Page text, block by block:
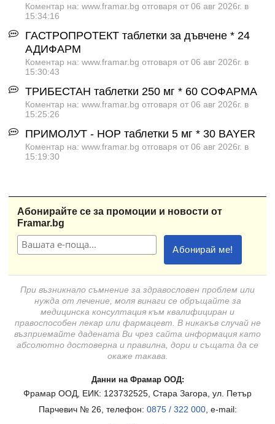
Коментар на: www.framar.bg отговаря от 06 авг 2026г. в
15:34:16
ГАСТРОПРОТЕКТ таблетки за дъвчене * 24
АДИФАРМ
Коментар на: www.framar.bg отговаря от 06 авг 2026г. в
15:30:43
ТРИБЕСТАН таблетки 250 мг * 60 СОФАРМА
Коментар на: www.framar.bg отговаря от 06 авг 2026г. в
15:25:26
ПРИМОЛУТ - НОР таблетки 5 мг * 30 BAYER
Коментар на: www.framar.bg отговаря от 06 авг 2026г. в
15:19:30
Абонирайте се за промоции и новости от
Framar.bg
При възникнало съмнение за здравословен проблем или
нужда от лечение, моля винаги се обръщайте за
медицинска консултация към квалифициран и
правоспособен лекар или фармацевт. В никакъв случай не
възприемайте дадената Ви чрез сайта информация като
абсолютно достоверна и правилна, дори и същата да се
окаже такава.
Данни на Фрамар ООД:
Фрамар ООД, ЕИК: 123732525, Стара Загора, ул. Петър
Парчевич № 26, телефон: 0875 / 322 000, e-mail: